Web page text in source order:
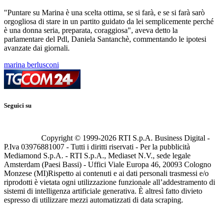
"Puntare su Marina è una scelta ottima, se si farà, e se si farà sarò
orgogliosa di stare in un partito guidato da lei semplicemente perché
è una donna seria, preparata, coraggiosa", aveva detto la
parlamentare del Pdl, Daniela Santanchè, commentando le ipotesi
avanzate dai giornali.
marina berlusconi
Seguici su
Copyright © 1999-2026 RTI S.p.A. Business Digital -
P.Iva 03976881007 - Tutti i diritti riservati - Per la pubblicità
Mediamond S.p.A. - RTI S.p.A., Mediaset N.V., sede legale
Amsterdam (Paesi Bassi) - Uffici Viale Europa 46, 20093 Cologno
Monzese (MI)Rispetto ai contenuti e ai dati personali trasmessi e/o
riprodotti è vietata ogni utilizzazione funzionale all’addestramento di
sistemi di intelligenza artificiale generativa. È altresì fatto divieto
espresso di utilizzare mezzi automatizzati di data scraping.